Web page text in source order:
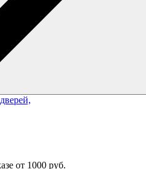
от 1000 руб.